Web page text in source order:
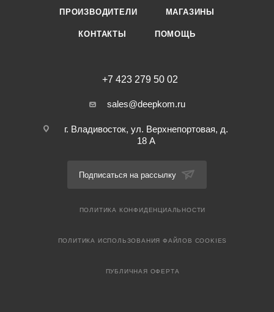
ПРОИЗВОДИТЕЛИ МАГАЗИНЫ
КОНТАКТЫ ПОМОЩЬ
+7 423 279 50 02
sales@deepkom.ru
г. Владивосток, ул. Верхнепортовая, д.
18 А
Подписаться на рассылку
ПОЛИТИКА КОНФИДЕНЦИАЛЬНОСТИ
ПОЛИТИКА ИСПОЛЬЗОВАНИЯ ФАЙЛОВ COOKIES
ПУБЛИЧНАЯ ОФЕРТА